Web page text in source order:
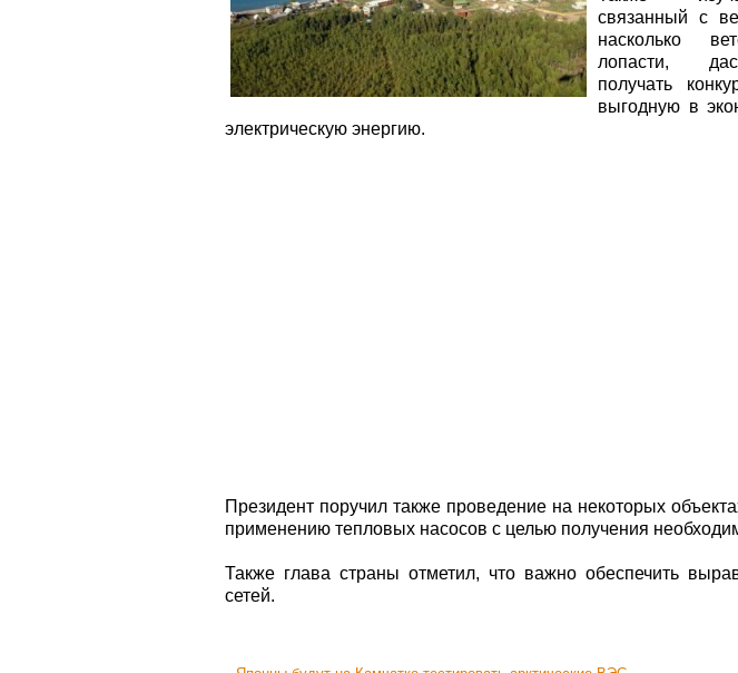
связанный с
насколько
лопасти,
получать
выгодную в
электрическую энергию.
Президент поручил также проведение на некоторых
применению тепловых насосов с целью получения
Также глава страны отметил, что важно обеспечить
сетей.